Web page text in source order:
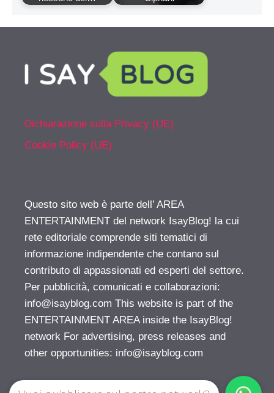
Dichiarazione sulla Privacy (UE)
Cookie Policy (UE)
Questo sito web è parte dell’ AREA
ENTERTAINMENT del network IsayBlog! la cui
rete editoriale comprende siti tematici di
informazione indipendente che contano sul
contributo di appassionati ed esperti del settore.
Per pubblicità, comunicati e collaborazioni:
info@isayblog.com This website is part of the
ENTERTAINMENT AREA inside the IsayBlog!
network For advertising, press releases and
other opportunities: info@isayblog.com